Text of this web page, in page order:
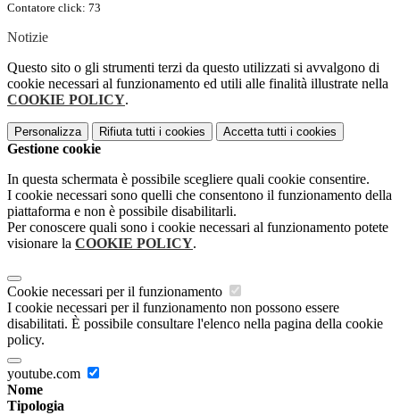
Contatore click: 73
Notizie
Questo sito o gli strumenti terzi da questo utilizzati si avvalgono di
cookie necessari al funzionamento ed utili alle finalità illustrate nella
COOKIE POLICY.
Personalizza Rifiuta tutti i cookies Accetta tutti i cookies
Gestione cookie
In questa schermata è possibile scegliere quali cookie consentire.
I cookie necessari sono quelli che consentono il funzionamento della
piattaforma e non è possibile disabilitarli.
Per conoscere quali sono i cookie necessari al funzionamento potete
visionare la COOKIE POLICY.
Cookie necessari per il funzionamento
I cookie necessari per il funzionamento non possono essere
disabilitati. È possibile consultare l'elenco nella pagina della cookie
policy.
youtube.com
Nome
Tipologia